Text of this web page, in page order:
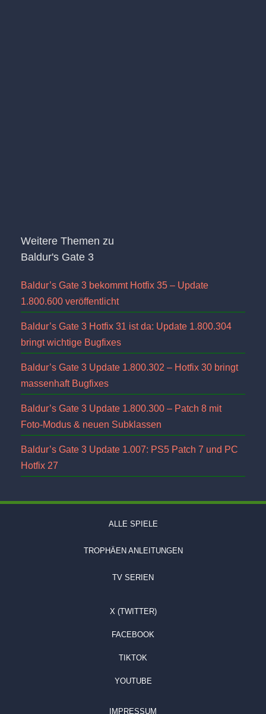
Weitere Themen zu
Baldur's Gate 3
Baldur’s Gate 3 bekommt Hotfix 35 – Update
1.800.600 veröffentlicht
Baldur’s Gate 3 Hotfix 31 ist da: Update 1.800.304
bringt wichtige Bugfixes
Baldur’s Gate 3 Update 1.800.302 – Hotfix 30 bringt
massenhaft Bugfixes
Baldur’s Gate 3 Update 1.800.300 – Patch 8 mit
Foto-Modus & neuen Subklassen
Baldur’s Gate 3 Update 1.007: PS5 Patch 7 und PC
Hotfix 27
ALLE SPIELE
TROPHÄEN ANLEITUNGEN
TV SERIEN
X (TWITTER)
FACEBOOK
TIKTOK
YOUTUBE
IMPRESSUM